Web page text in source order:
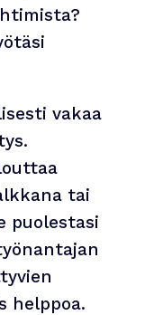
vakaa
tai
puolestasi
helppoa.